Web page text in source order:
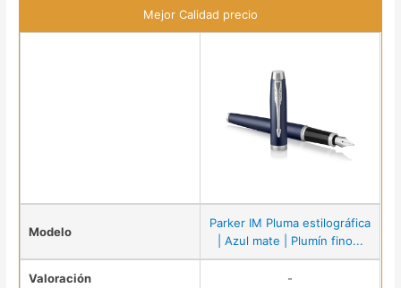
Mejor Calidad precio
Modelo
Parker IM Pluma estilográfica
| Azul mate | Plumín fino...
Valoración -